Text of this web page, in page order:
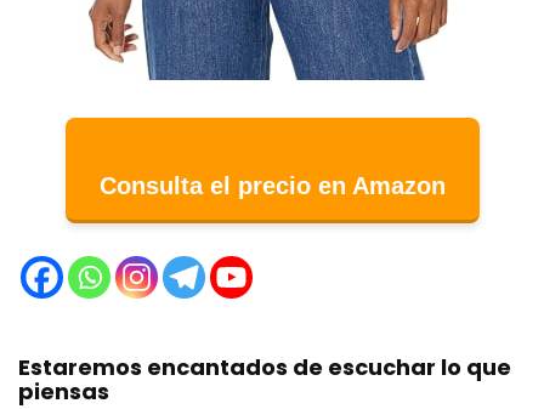
Consulta el precio en Amazon
Estaremos encantados de escuchar lo que
piensas